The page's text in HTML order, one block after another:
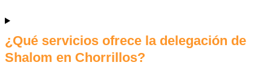
¿Qué servicios ofrece la delegación de
Shalom en Chorrillos?